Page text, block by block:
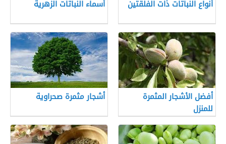
أنواع النباتات ذات الفلقتين أسماء النباتات الزهرية
أفضل الأشجار المثمرة
للمنزل
أشجار مثمرة صحراوية